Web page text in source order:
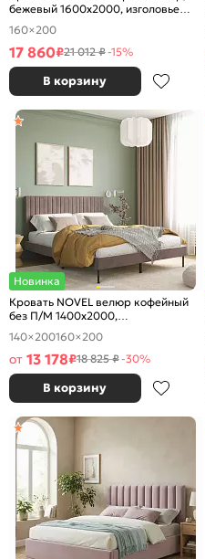
бежевый 1600x2000, изголовье
мягкое
160×200
17 860₽21 012 ₽-15%
В корзину
Новинка
Кровать NOVEL велюр кофейный
без П/М 1400x2000,
ортопедическое основание,
изголовье мягкое
140×200160×200
от 13 178₽18 825 ₽-30%
В корзину